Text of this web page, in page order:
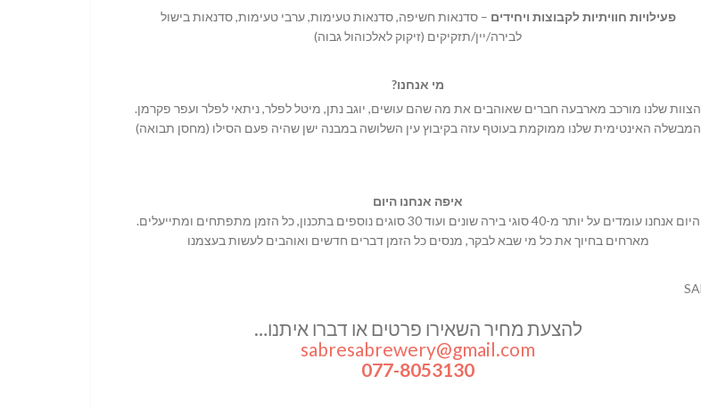
פעילויות חוויתיות לקבוצות ויחידים – סדנאות חשיפה, סדנאות טעימות, ערבי טעימות, סדנאות בישול
לבירה/יין/תזקיקים (זיקוק לאלכוהול גבוה)
מי אנחנו?
הצוות שלנו מורכב מארבעה חברים שאוהבים את מה שהם עושים, יוגב נתן, מיטל לפלר, ניתאי לפלר ועפר פקרמן.
המבשלה האינטימית שלנו ממוקמת בעוטף עזה בקיבוץ עין השלושה במבנה ישן שהיה פעם הסילו (מחסן תבואה)
איפה אנחנו היום
היום אנחנו עומדים על יותר מ-40 סוגי בירה שונים ועוד 30 סוגים נוספים בתכנון, כל הזמן מתפתחים ומתייעלים.
מארחים בחיוך את כל מי שבא לבקר, מנסים כל הזמן דברים חדשים ואוהבים לעשות בעצמנו
להצעת מחיר השאירו פרטים או דברו איתנו…
sabresabrewery@gmail.com
077-8053130